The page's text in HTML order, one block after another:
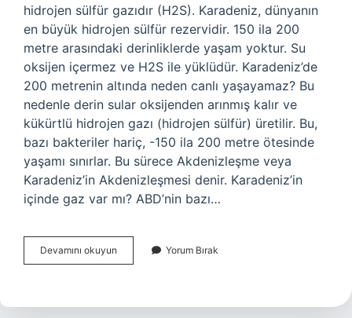
hidrojen sülfür gazıdır (H2S). Karadeniz, dünyanın
en büyük hidrojen sülfür rezervidir. 150 ila 200
metre arasındaki derinliklerde yaşam yoktur. Su
oksijen içermez ve H2S ile yüklüdür. Karadeniz’de
200 metrenin altında neden canlı yaşayamaz? Bu
nedenle derin sular oksijenden arınmış kalır ve
kükürtlü hidrojen gazı (hidrojen sülfür) üretilir. Bu,
bazı bakteriler hariç, -150 ila 200 metre ötesinde
yaşamı sınırlar. Bu sürece Akdenizleşme veya
Karadeniz’in Akdenizleşmesi denir. Karadeniz’in
içinde gaz var mı? ABD’nin bazı…
Devamını okuyun Karadenizin
Altında
Var
Yorum Bırak